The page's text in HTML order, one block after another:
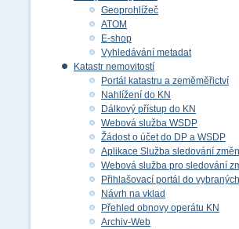
Geoprohlížeč
ATOM
E-shop
Vyhledávání metadat
Katastr nemovitostí
Portál katastru a zeměměřictví
Nahlížení do KN
Dálkový přístup do KN
Webová služba WSDP
Žádost o účet do DP a WSDP
Aplikace Služba sledování změn
Webová služba pro sledování
Přihlašovací portál do
Návrh na vklad
Přehled obnovy operátu KN
Archiv-Web